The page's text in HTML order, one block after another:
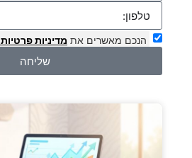
הנכם מאשרים את מדיניות פרטיות
שליחה